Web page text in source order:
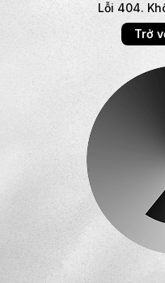
Lỗi 404.
Trở